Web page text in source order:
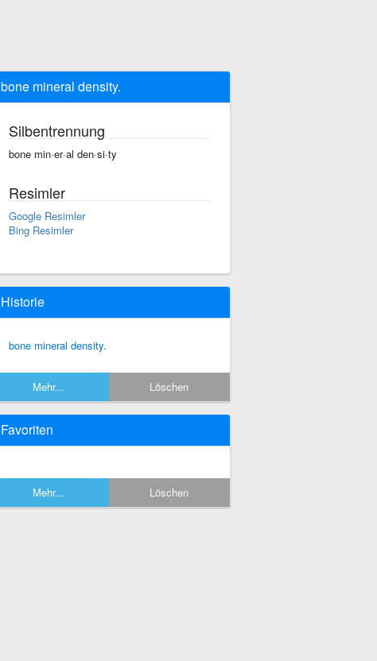
bone mineral density.
Silbentrennung
bone min·er·al den·si·ty
Resimler
Google Resimler
Bing Resimler
Historie
bone mineral density.
Mehr... Löschen
Favoriten
Mehr... Löschen